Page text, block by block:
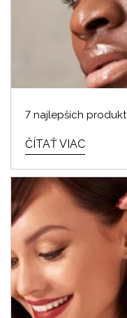
7 najlepších
ČÍTAŤ VIAC